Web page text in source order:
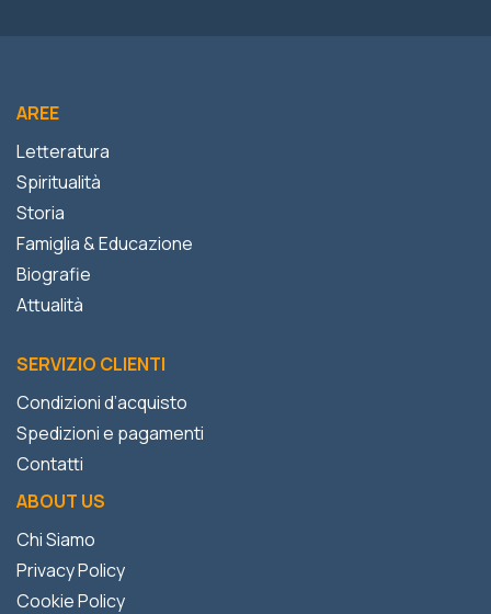
AREE
Letteratura
Spiritualità
Storia
Famiglia & Educazione
Biografie
Attualità
SERVIZIO CLIENTI
Condizioni d’acquisto
Spedizioni e pagamenti
Contatti
ABOUT US
Chi Siamo
Privacy Policy
Cookie Policy